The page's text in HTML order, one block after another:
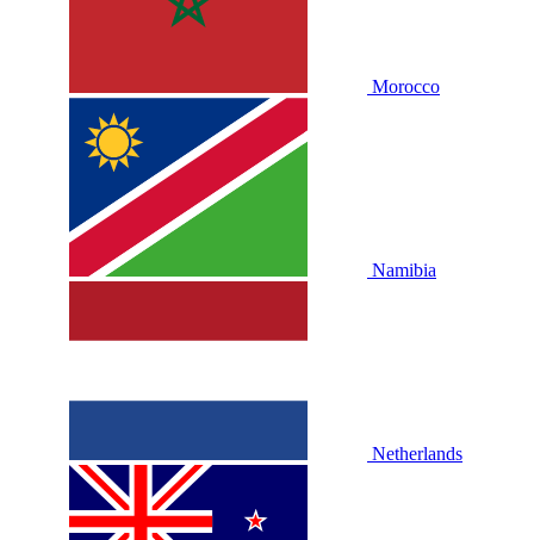
Morocco
Namibia
Netherlands